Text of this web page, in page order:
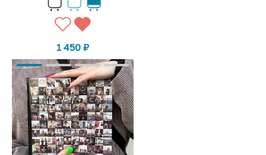
1 450₽